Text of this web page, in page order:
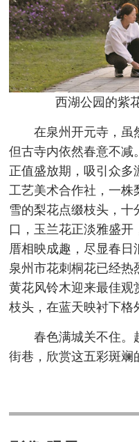
西湖公园的紫
在泉州开元寺，虽
但古寺内依然春意不减
正值盛放期，吸引众多
工艺美术合作社，一株
雪的梨花点缀枝头，十
口，玉兰花正淡雅盛
厝相映成趣，尽显春日
泉州市花刺桐花已经热
黄花风铃木迎来最佳观
枝头，在蓝天映衬下格
春色满城关不住。
街巷，欣赏这五彩斑斓